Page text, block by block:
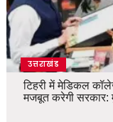
उत्तराखंड
टिहरी में मेडिकल
मजबूत करेगी सरकार: